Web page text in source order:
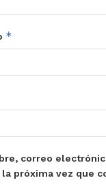
*
correo
la próxima vez que